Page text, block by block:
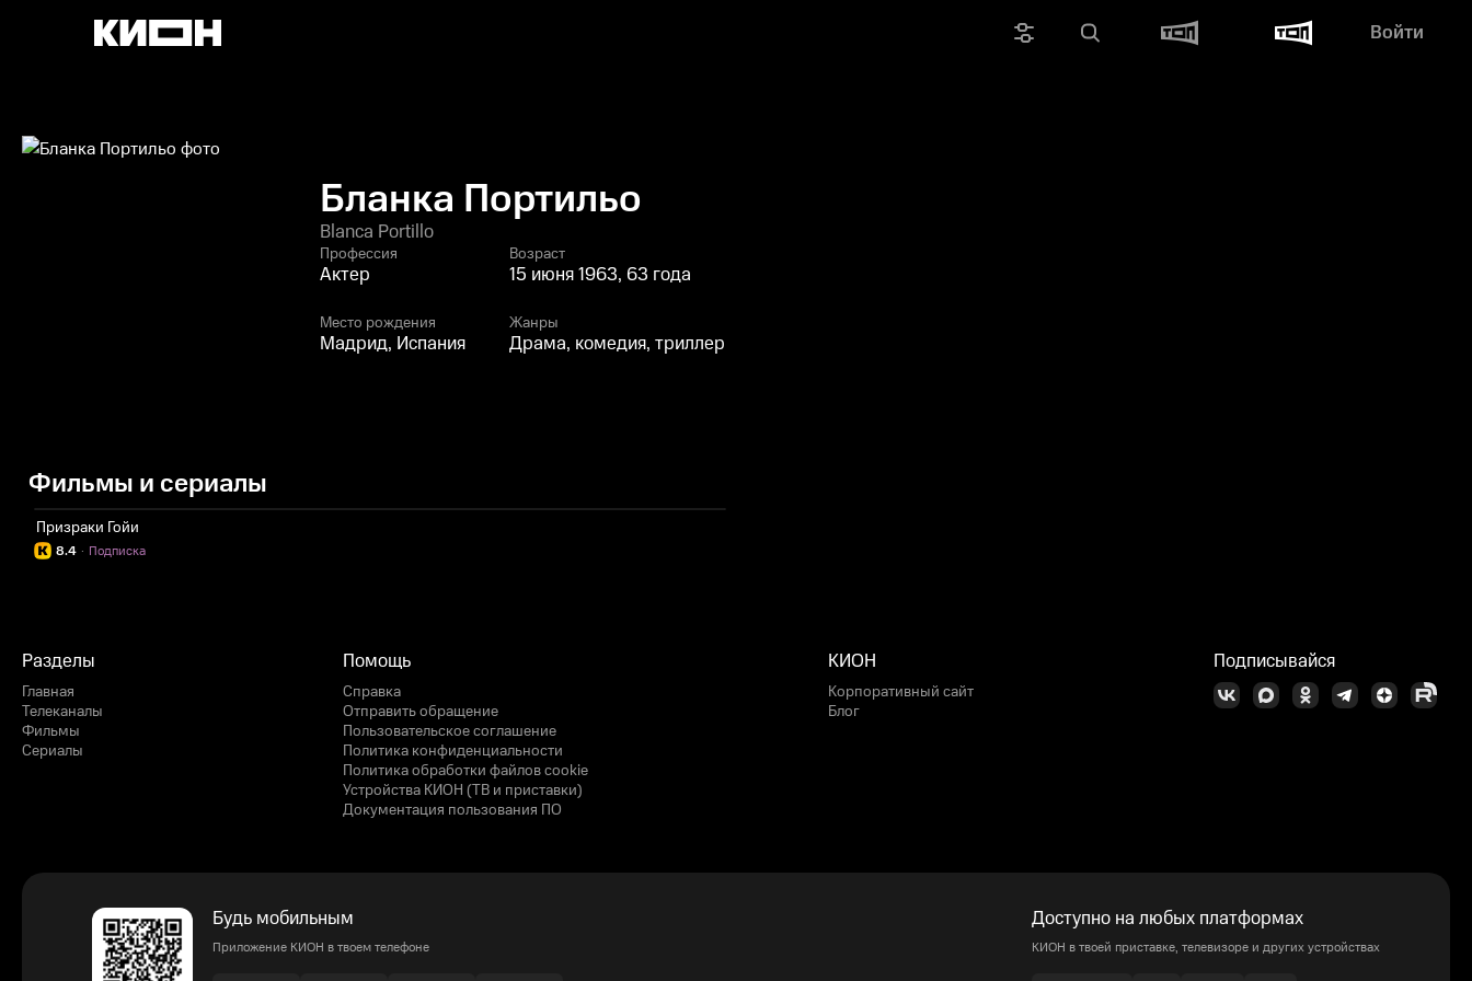
Войти
Бланка Портильо
Blanca Portillo
Профессия
Актер
Возраст
15 июня 1963, 63 года
Место рождения
Мадрид, Испания
Жанры
Драма, комедия, триллер
Фильмы и сериалы
Призраки Гойи
8.4 Подписка
·
Разделы
Главная
Телеканалы
Фильмы
Сериалы
Помощь
Справка
Отправить обращение
Пользовательское соглашение
Политика конфиденциальности
Политика обработки файлов cookie
Устройства КИОН (ТВ и приставки)
Документация пользования ПО
КИОН
Корпоративный сайт
Блог
Подписывайся
Будь мобильным
Приложение КИОН в твоем телефоне
Доступно на любых платформах
КИОН в твоей приставке, телевизоре и других устройствах